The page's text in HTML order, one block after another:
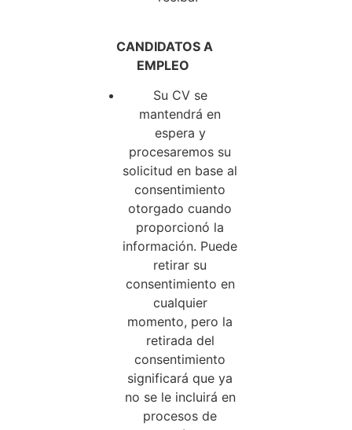
CANDIDATOS A
EMPLEO
Su CV se
mantendrá en
espera y
procesaremos su
solicitud en base al
consentimiento
otorgado cuando
proporcionó la
información. Puede
retirar su
consentimiento en
cualquier
momento, pero la
retirada del
consentimiento
significará que ya
no se le incluirá en
procesos de